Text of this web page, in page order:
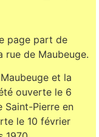
page part de
rue de Maubeuge.
et la
ouverte le 6
Saint-Pierre en
le 10 février